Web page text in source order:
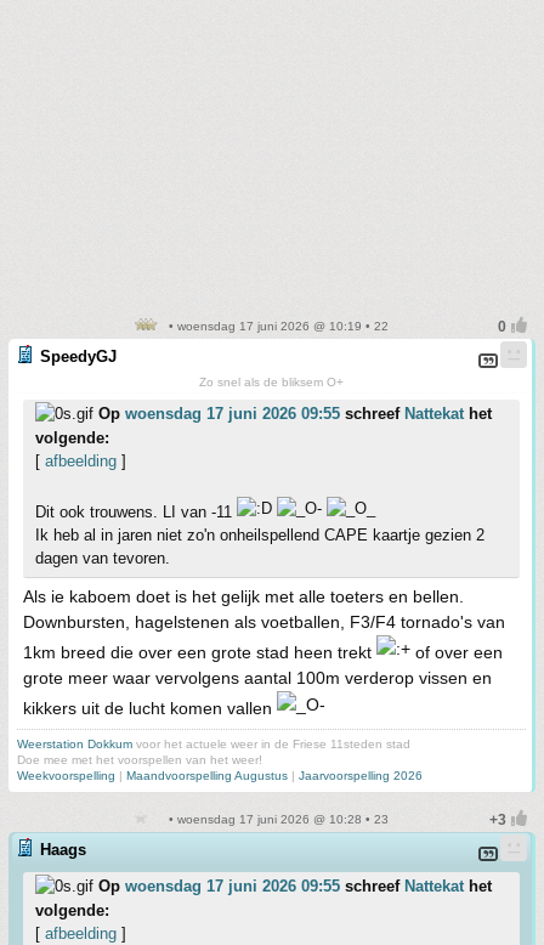
• woensdag 17 juni 2026 @ 10:19 • 22
SpeedyGJ
Zo snel als de bliksem O+
Op woensdag 17 juni 2026 09:55 schreef Nattekathet
volgende:
[ afbeelding ]
Dit ook trouwens. LI van -11
Ik heb al in jaren niet zo'n onheilspellend CAPE kaartje gezien 2
dagen van tevoren.
Als ie kaboem doet is het gelijk met alle toeters en bellen.
Downbursten, hagelstenen als voetballen, F3/F4 tornado's van
1km breed die over een grote stad heen trekt
of over een
grote meer waar vervolgens aantal 100m verderop vissen en
kikkers uit de lucht komen vallen
Weerstation Dokkum voor het actuele weer in de Friese 11steden stad
Doe mee met het voorspellen van het weer!
Weekvoorspelling | Maandvoorspelling Augustus | Jaarvoorspelling 2026
• woensdag 17 juni 2026 @ 10:28 • 23
Haags
Op woensdag 17 juni 2026 09:55 schreef Nattekathet
volgende:
[ afbeelding ]